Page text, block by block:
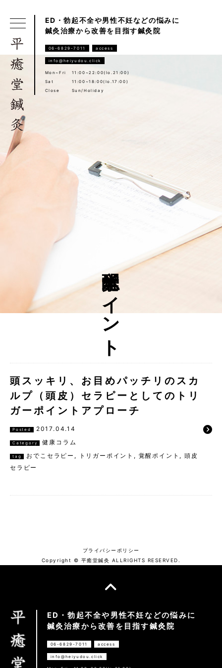
ED・勃起不全や男性不妊などの悩みに
鍼灸治療から改善を目指す鍼灸院
06-6829-7011 access
info@heiyudou.click
Mon~Fri
11:00~22:00(lo.21:00)
Sat
11:00~18:00(lo.17:00)
Close
Sun/Holiday
覚醒ポイント
頭スッキリ、お目めパッチリのスカ
ルプ（頭皮）セラピーとしてのトリ
ガーポイントアプローチ
Posted 2017.04.14
Category 健康コラム
tag おでこセラピー , トリガーポイント , 覚醒ポイント ,頭皮
セラピー
プライバシーポリシー
Copyright © 平癒堂鍼灸 ALLRIGHTS RESERVED.
ED・勃起不全や男性不妊などの悩みに
鍼灸治療から改善を目指す鍼灸院
06-6829-7011 access
info@heiyudou.click